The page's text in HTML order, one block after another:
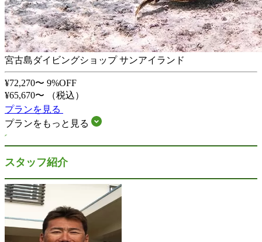
宮古島ダイビングショップ サンアイランド
¥72,270〜 9%OFF
¥65,670〜
（税込）
プランを見る
プランをもっと見る
スタッフ紹介